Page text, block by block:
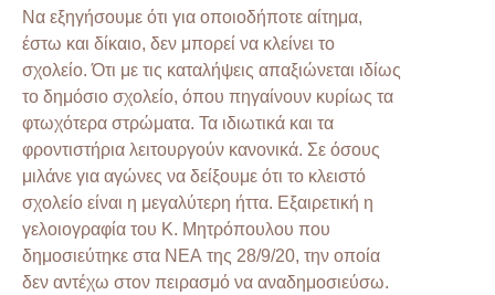
Να εξηγήσουμε ότι για οποιοδήποτε αίτημα,
έστω και δίκαιο, δεν μπορεί να κλείνει το
σχολείο. Ότι με τις καταλήψεις απαξιώνεται ιδίως
το δημόσιο σχολείο, όπου πηγαίνουν κυρίως τα
φτωχότερα στρώματα. Τα ιδιωτικά και τα
φροντιστήρια λειτουργούν κανονικά. Σε όσους
μιλάνε για αγώνες να δείξουμε ότι το κλειστό
σχολείο είναι η μεγαλύτερη ήττα. Εξαιρετική η
γελοιογραφία του Κ. Μητρόπουλου που
δημοσιεύτηκε στα ΝΕΑ της 28/9/20, την οποία
δεν αντέχω στον πειρασμό να αναδημοσιεύσω.